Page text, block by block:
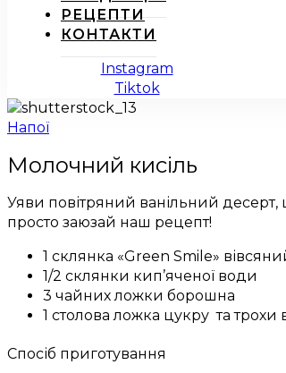
РЕЦЕПТИ
КОНТАКТИ
Instagram
Tiktok
Напої
Молочний кисіль
Уяви повітряний ванільний десерт,
просто заюзай наш рецепт!
1 склянка «Green Smile»
1/2 склянки кип’яченої води
3 чайних ложки борошна
1 столова ложка цукру та трохи
Спосіб приготування